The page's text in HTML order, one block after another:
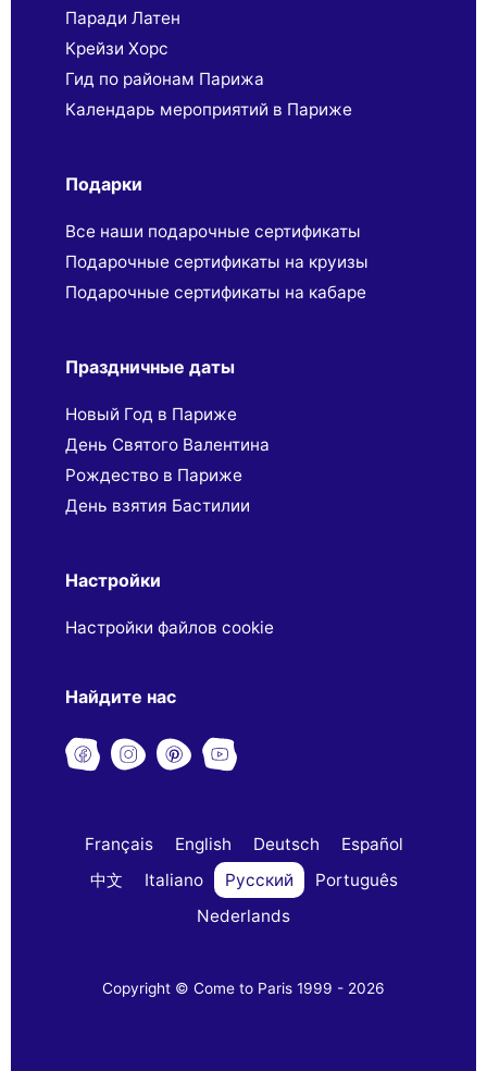
Паради Латен
Крейзи Хорс
Гид по районам Парижа
Календарь мероприятий в Париже
Подарки
Все наши подарочные сертификаты
Подарочные сертификаты на круизы
Подарочные сертификаты на кабаре
Праздничные даты
Новый Год в Париже
День Святого Валентина
Рождество в Париже
День взятия Бастилии
Настройки
Настройки файлов cookie
Найдите нас
Français English Deutsch
Español
中文
Italiano Русский
Português
Nederlands
Copyright © Come to Paris 1999 - 2026